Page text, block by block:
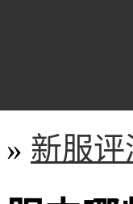
» 新服评